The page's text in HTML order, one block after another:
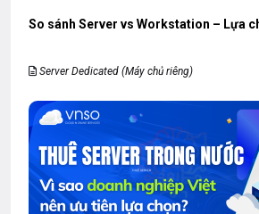
So sánh Server vs Workstation – Lựa
Server Dedicated (Máy chủ riêng)